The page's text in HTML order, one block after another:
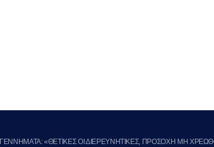
ΓΕΝΝΗΜΑΤΑ: «ΘΕΤΙΚΕΣ ΟΙ ΔΙΕΡΕΥΝΗΤΙΚΕΣ, ΠΡΟΣΟΧΗ ΜΗ